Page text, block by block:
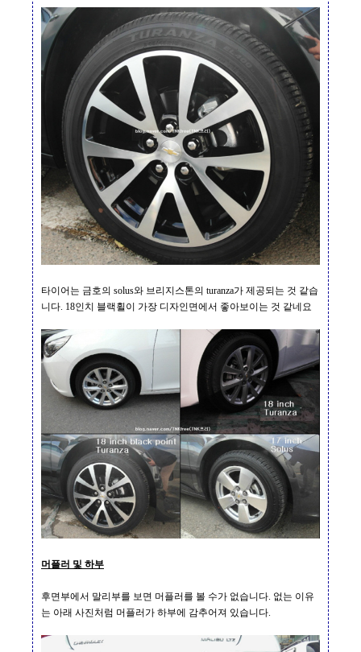
타이어는 금호의 solus와 브리지스톤의 turanza가 제공되는 것 같습
니다. 18인치 블랙휠이 가장 디자인면에서 좋아보이는 것 같네요
머플러 및 하부
후면부에서 말리부를 보면 머플러를 볼 수가 없습니다. 없는 이유
는 아래 사진처럼 머플러가 하부에 감추어져 있습니다.